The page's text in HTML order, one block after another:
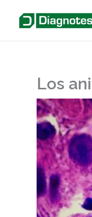
Los